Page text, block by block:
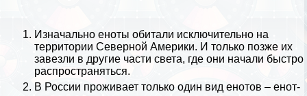
Изначально еноты обитали исключительно на
территории Северной Америки. И только позже их
завезли в другие части света, где они начали быстро
распространяться.
В России проживает только один вид енотов – енот-